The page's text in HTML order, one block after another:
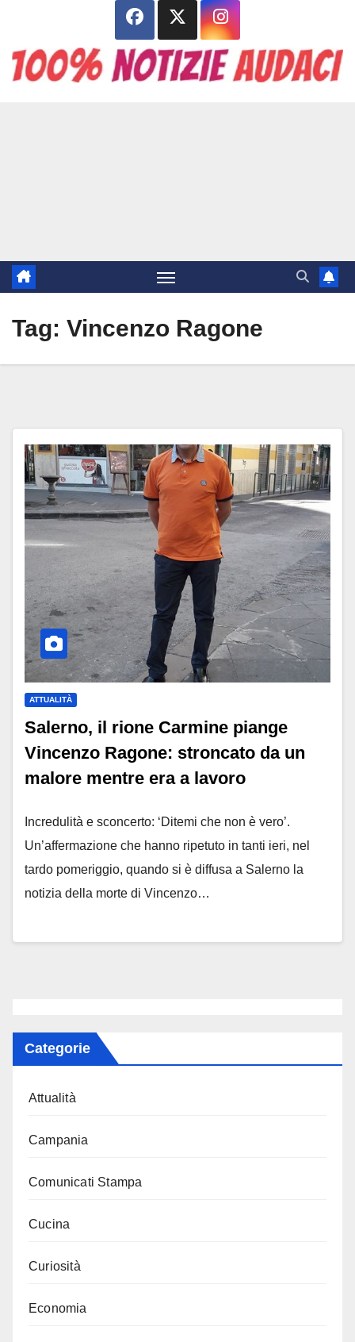
contenuto
Tag: Vincenzo Ragone
ATTUALITÀ
Salerno, il rione Carmine piange
Vincenzo Ragone: stroncato da un
malore mentre era a lavoro
Incredulità e sconcerto: ‘Ditemi che non è vero’.
Un’affermazione che hanno ripetuto in tanti ieri, nel
tardo pomeriggio, quando si è diffusa a Salerno la
notizia della morte di Vincenzo…
Categorie
Attualità
Campania
Comunicati Stampa
Cucina
Curiosità
Economia